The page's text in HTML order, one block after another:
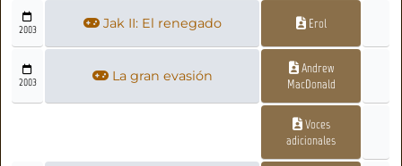
2003 Jak II: El renegado Erol
2003 La gran evasión
Andrew
MacDonald
Voces
adicionales